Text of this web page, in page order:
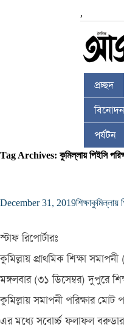
,
প্রচ্ছদ
বিনোদন
পর্যটন
Tag Archives: কুমিল্লায় পিইসি
December 31, 2019শিক্ষাকুমিল্লায়
স্টাফ রিপোর্টারঃ
কুমিল্লায় প্রাথমিক শিক্ষা
মঙ্গলবার (৩১ ডিসেম্বর) দুপুরে
কুমিল্লায় সমাপনী পরিক্ষার
এর মধ্যে সবোর্চ্চ ফলাফল